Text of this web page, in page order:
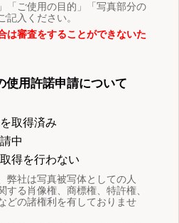
「ご使用の目的」「写真部分の
記入ください。
は審査をすることができないた
使用許諾申請について
取得済み
中
得を行わない
弊社は写真被写体としての人
する肖像権、商標権、特許権、
どの諸権利を有しておりませ